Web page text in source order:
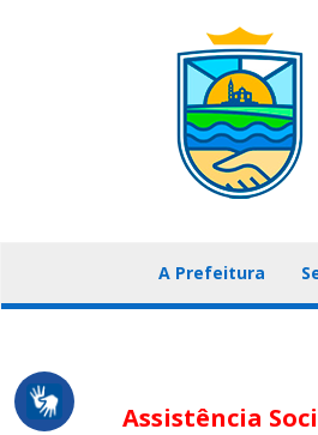
A Prefeitura
Assistência